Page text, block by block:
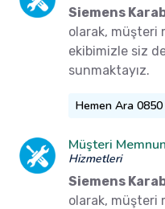
Siemens
olarak, müşteri
ekibimizle siz
sunmaktayız.
Hemen Ara
Müşteri
Hizmetleri
Siemens
olarak, müşteri